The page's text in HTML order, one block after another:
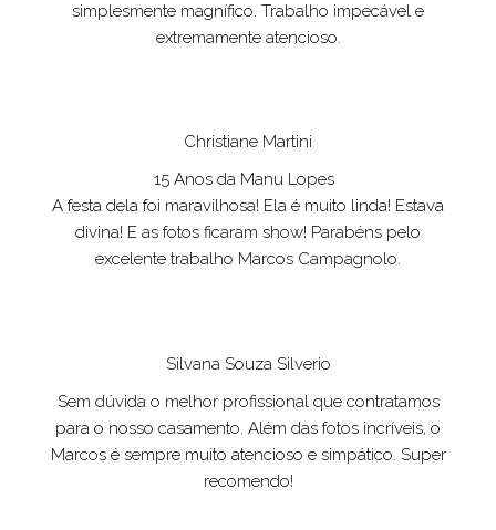
simplesmente magnífico. Trabalho impecável e
extremamente atencioso.
Christiane Martini
15 Anos da Manu Lopes
A festa dela foi maravilhosa! Ela é muito linda! Estava
divina! E as fotos ficaram show! Parabéns pelo
excelente trabalho Marcos Campagnolo.
Silvana Souza Silverio
Sem dúvida o melhor profissional que contratamos
para o nosso casamento. Além das fotos incríveis, o
Marcos é sempre muito atencioso e simpático. Super
recomendo!